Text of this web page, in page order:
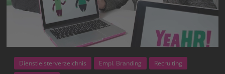
Dienstleisterverzeichnis Empl. Branding
Recruiting